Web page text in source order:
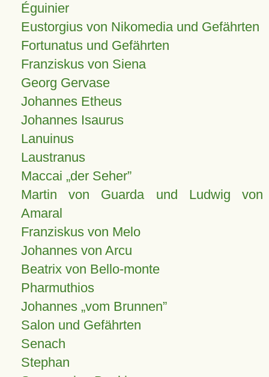
Éguinier
Eustorgius von Nikomedia und Gefährten
Fortunatus und Gefährten
Franziskus von Siena
Georg Gervase
Johannes Etheus
Johannes Isaurus
Lanuinus
Laustranus
Maccai „der Seher”
Martin von Guarda und Ludwig von
Amaral
Franziskus von Melo
Johannes von Arcu
Beatrix von Bello-monte
Pharmuthios
Johannes vom Brunnen
Salon und Gefährten
Senach
Stephan